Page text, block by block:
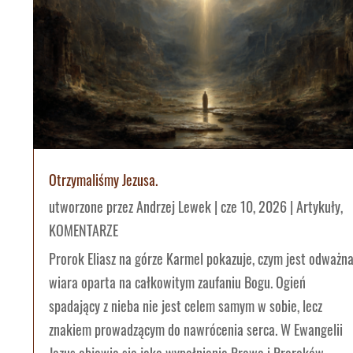
Otrzymaliśmy Jezusa.
utworzone przezAndrzej Lewek|cze 10, 2026|Artykuły,
KOMENTARZE
Prorok Eliasz na górze Karmel pokazuje, czym jest odważna
wiara oparta na całkowitym zaufaniu Bogu. Ogień
spadający z nieba nie jest celem samym w sobie, lecz
znakiem prowadzącym do nawrócenia serca. W Ewangelii